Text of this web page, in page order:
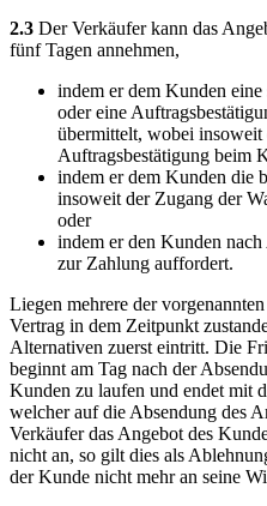
2.3 Der Verkäufer kann das
fünf Tagen annehmen,
indem er dem Kunden
oder eine
übermittelt, wobei insoweit
Auftragsbestätigung beim
indem er dem Kunden die
insoweit der Zugang der
oder
indem er den Kunden
zur Zahlung auffordert.
Liegen mehrere der
Vertrag in dem Zeitpunkt
Alternativen zuerst eintritt. Die
beginnt am Tag nach der
Kunden zu laufen und endet mit
welcher auf die Absendung des
Verkäufer das Angebot des
nicht an, so gilt dies als
der Kunde nicht mehr an seine